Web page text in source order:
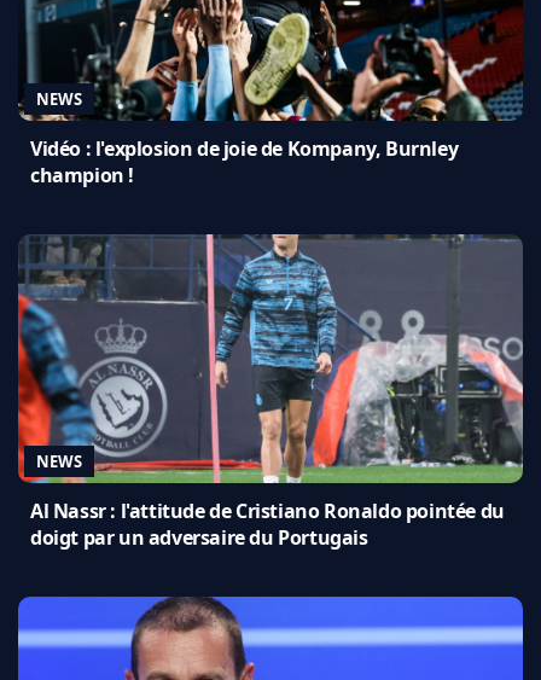
NEWS
Vidéo : l'explosion de joie de Kompany, Burnley
champion !
NEWS
Al Nassr : l'attitude de Cristiano Ronaldo pointée du
doigt par un adversaire du Portugais